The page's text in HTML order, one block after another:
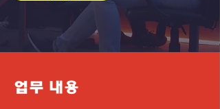
업무 내용